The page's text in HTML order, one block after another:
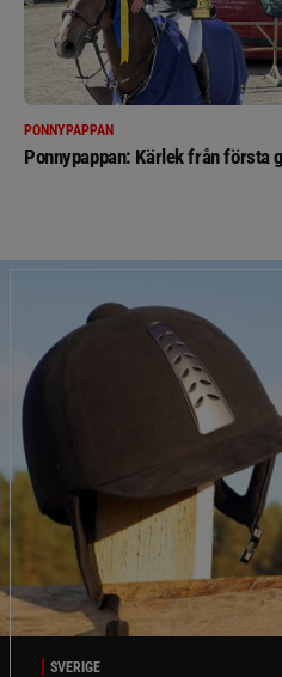
PONNYPAPPAN
Ponnypappan: Kärlek från första
SVERIGE